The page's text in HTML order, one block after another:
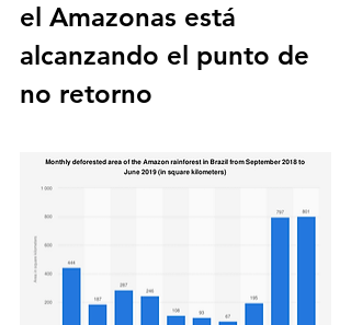
el Amazonas está
alcanzando el punto de
no retorno